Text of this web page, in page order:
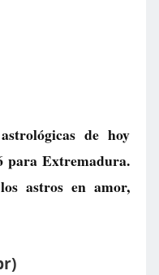
de hoy
para Extremadura.
astros en amor,